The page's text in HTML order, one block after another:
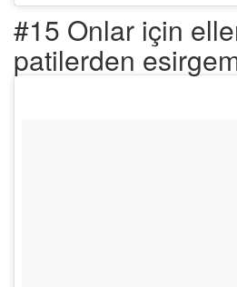
#15 Onlar için
patilerden